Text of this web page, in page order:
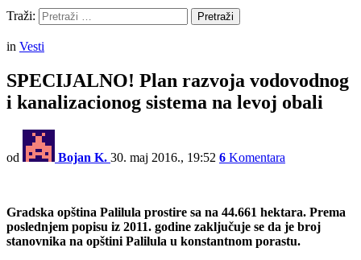
Traži:
Pretraži
in Vesti
SPECIJALNO! Plan razvoja vodovodnog
i kanalizacionog sistema na levoj obali
od Bojan K. 30. maj 2016., 19:52 6 Komentara
Gradska opština Palilula prostire sa na 44.661 hektara. Prema
poslednjem popisu iz 2011. godine zaključuje se da je broj
stanovnika na opštini Palilula u konstantnom porastu.